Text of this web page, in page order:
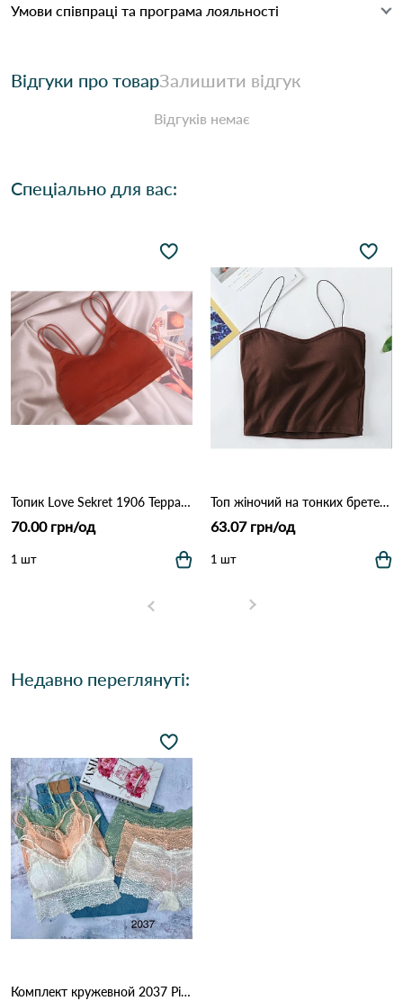
Умови співпраці та програма лояльності
Відгуки про товарЗалишити відгук
Відгуків немає
Спеціально для вас:
Топик Love Sekret 1906 Терракота
70.00 грн/од
1 шт
Топ жіночий на тонких бретелях 161 # Коричневий
63.07 грн/од
1 шт
Недавно переглянуті:
Комплект кружевной 2037 Різні кольори